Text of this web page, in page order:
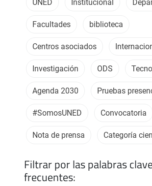
UNED Institucional
Facultades biblioteca
Centros asociados
Investigación ODS
Agenda 2030 Pruebas
#SomosUNED Convocatoria
Nota de prensa Categoría
Filtrar por las palabras
frecuentes: